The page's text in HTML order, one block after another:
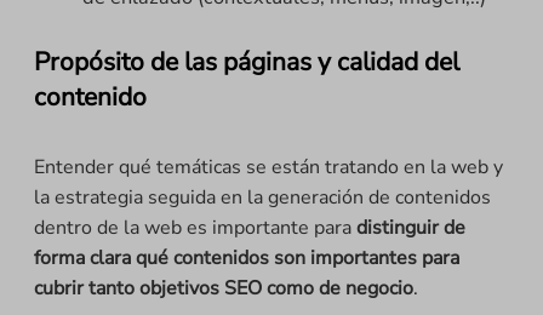
Propósito de las páginas y calidad del
contenido
Entender qué temáticas se están tratando en la web y
la estrategia seguida en la generación de contenidos
dentro de la web es importante paradistinguir de
forma clara qué contenidos son importantes para
cubrir tanto objetivos SEO como de negocio.